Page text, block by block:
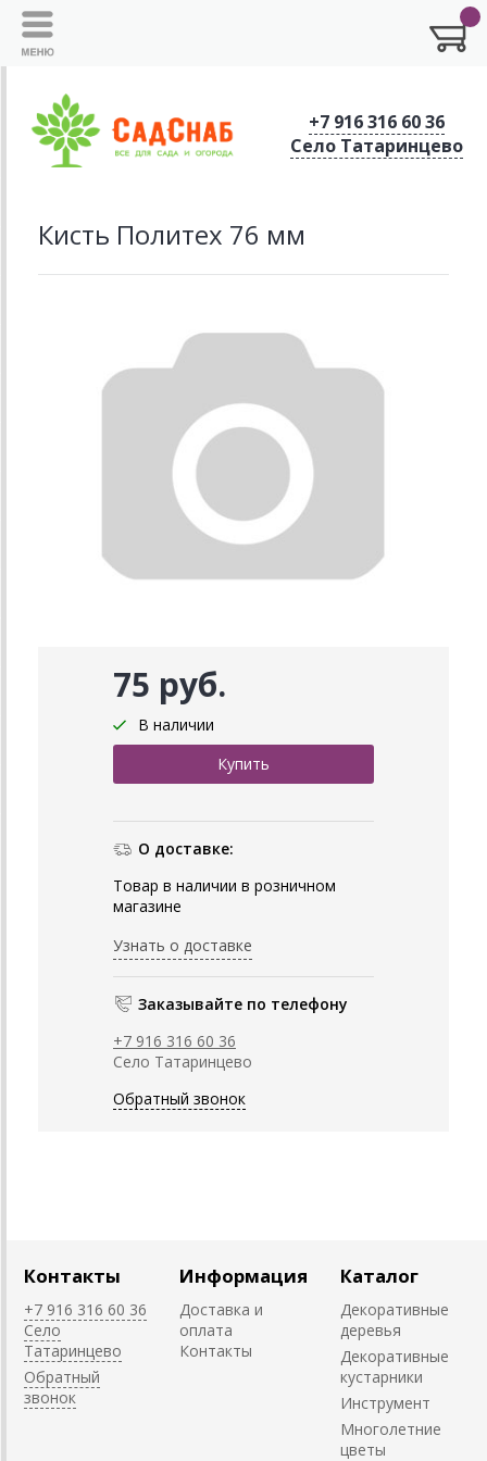
+7 916 316 60 36
Село Татаринцево
Кисть Политех 76 мм
75 руб.
В наличии
О доставке:
Товар в наличии в розничном
магазине
Узнать о доставке
Заказывайте по телефону
+7 916 316 60 36
Село Татаринцево
Обратный звонок
Контакты
+7 916 316 60 36
Село
Татаринцево
Обратный
звонок
Информация
Доставка и
оплата
Контакты
Каталог
Декоративные
деревья
Декоративные
кустарники
Инструмент
Многолетние
цветы